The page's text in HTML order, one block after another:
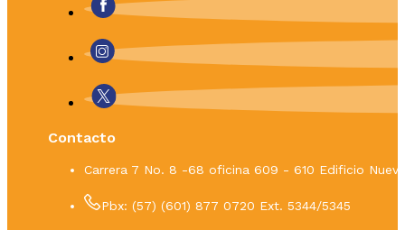
Contacto
Carrera 7 No. 8 -68 oficina 609 - 610 Edificio
Pbx: (57) (601) 877 0720 Ext. 5344/5345